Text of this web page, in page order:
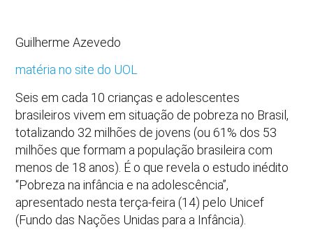
Guilherme Azevedo
matéria no site do UOL
Seis em cada 10 crianças e adolescentes
brasileiros vivem em situação de pobreza no Brasil,
totalizando 32 milhões de jovens (ou 61% dos 53
milhões que formam a população brasileira com
menos de 18 anos). É o que revela o estudo inédito
“Pobreza na infância e na adolescência”,
apresentado nesta terça-feira (14) pelo Unicef
(Fundo das Nações Unidas para a Infância).